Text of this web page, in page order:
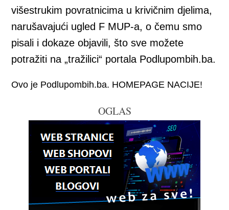
višestrukim povratnicima u krivičnim djelima,
narušavajući ugled F MUP-a, o čemu smo
pisali i dokaze objavili, što sve možete
potražiti na „tražilici“ portala Podlupombih.ba.
Ovo je Podlupombih.ba. HOMEPAGE NACIJE!
OGLAS